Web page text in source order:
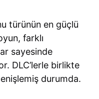
türünün en güçlü
farklı
sayesinde
DLC’lerle birlikte
durumda.